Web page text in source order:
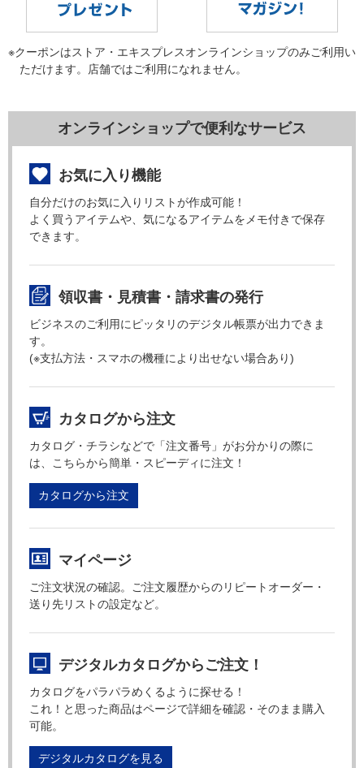
※クーポンはストア・エキスプレスオンラインショップのみご利用い
ただけます。店舗ではご利用になれません。
オンラインショップで便利なサービス
お気に入り機能
自分だけのお気に入りリストが作成可能！
よく買うアイテムや、気になるアイテムをメモ付きで保存
できます。
領収書・見積書・請求書の発行
ビジネスのご利用にピッタリのデジタル帳票が出力できま
す。
(※支払方法・スマホの機種により出せない場合あり)
カタログから注文
カタログ・チラシなどで「注文番号」がお分かりの際に
は、こちらから簡単・スピーディに注文！
カタログから注文
マイページ
ご注文状況の確認。ご注文履歴からのリピートオーダー・
送り先リストの設定など。
デジタルカタログからご注文！
カタログをパラパラめくるように探せる！
これ！と思った商品はページで詳細を確認・そのまま購入
可能。
デジタルカタログを見る